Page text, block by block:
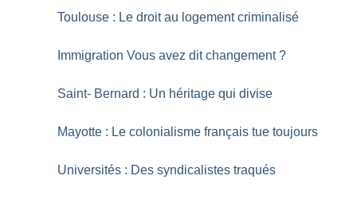
Toulouse : Le droit au logement criminalisé
Immigration Vous avez dit changement ?
Saint- Bernard : Un héritage qui divise
Mayotte : Le colonialisme français tue toujours
Universités : Des syndicalistes traqués